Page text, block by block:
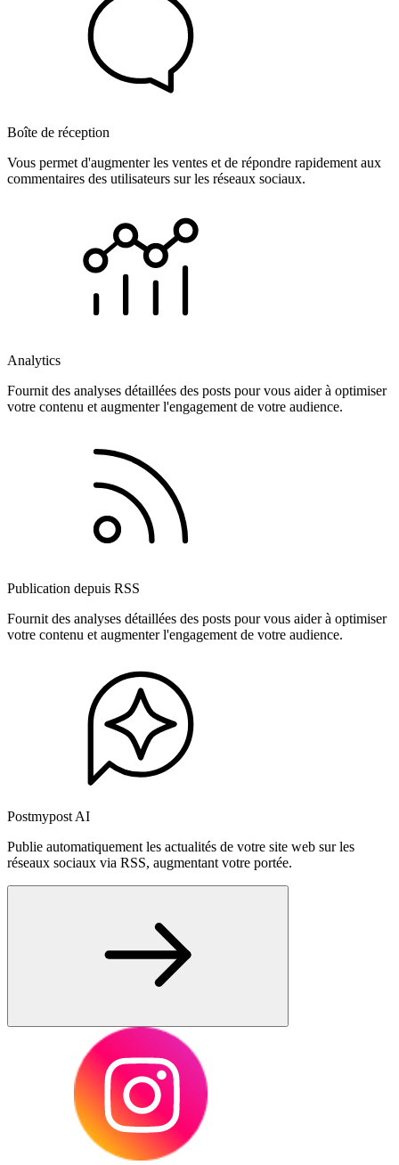
Boîte de réception
Vous permet d'augmenter les ventes et de répondre rapidement aux
commentaires des utilisateurs sur les réseaux sociaux.
Analytics
Fournit des analyses détaillées des posts pour vous aider à optimiser
votre contenu et augmenter l'engagement de votre audience.
Publication depuis RSS
Fournit des analyses détaillées des posts pour vous aider à optimiser
votre contenu et augmenter l'engagement de votre audience.
Postmypost AI
Publie automatiquement les actualités de votre site web sur les
réseaux sociaux via RSS, augmentant votre portée.